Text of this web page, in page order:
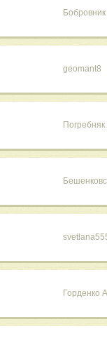
geomant8
Горденко